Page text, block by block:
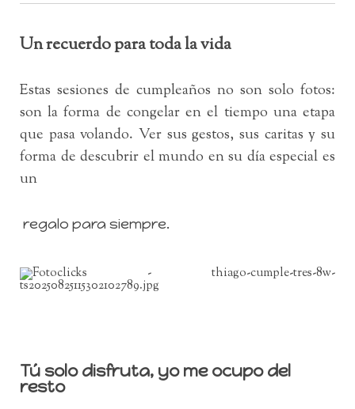
Un recuerdo para toda la vida
Estas sesiones de cumpleaños no son solo fotos:
son la forma de congelar en el tiempo una etapa
que pasa volando. Ver sus gestos, sus caritas y su
forma de descubrir el mundo en su día especial es
un
regalo para siempre.
Tú solo disfruta, yo me ocupo del
resto